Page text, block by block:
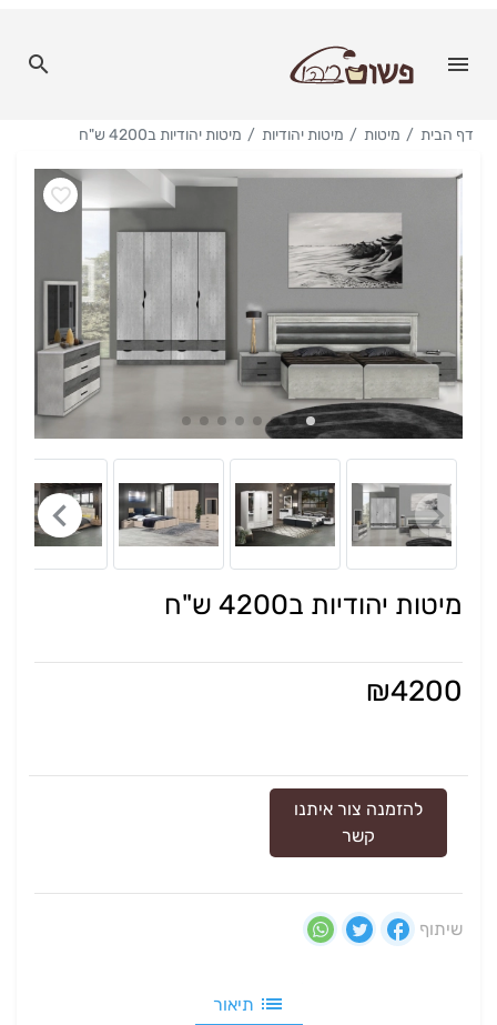
דף הבית מיטות מיטות יהודיות מיטות יהודיות ב4200 ש"ח
מיטות יהודיות ב4200 ש"ח
₪4200
להזמנה צור איתנו
קשר
שיתוף
תיאור